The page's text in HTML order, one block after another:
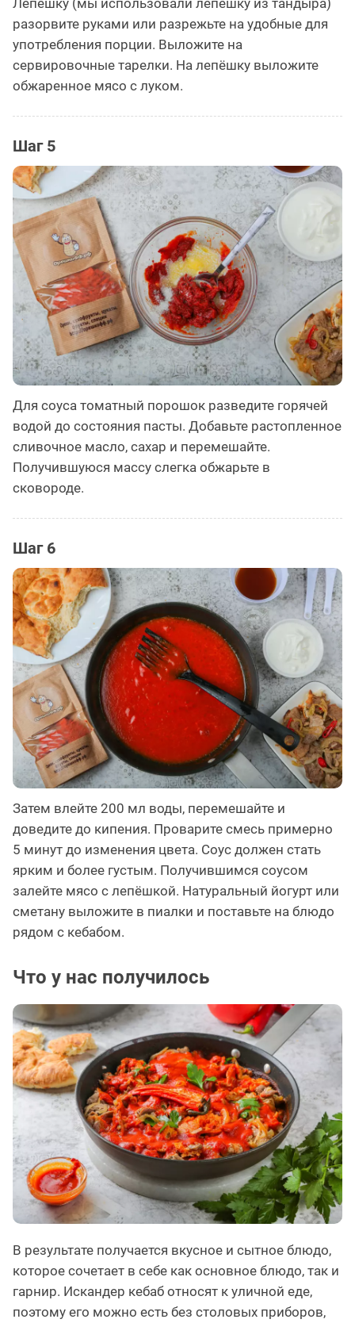
разорвите руками или разрежьте на удобные для
употребления порции. Выложите на
сервировочные тарелки. На лепёшку выложите
обжаренное мясо с луком.
Шаг 5
Для соуса томатный порошок разведите горячей
водой до состояния пасты. Добавьте растопленное
сливочное масло, сахар и перемешайте.
Получившуюся массу слегка обжарьте в
сковороде.
Шаг 6
Затем влейте 200 мл воды, перемешайте и
доведите до кипения. Проварите смесь примерно
5 минут до изменения цвета. Соус должен стать
ярким и более густым. Получившимся соусом
залейте мясо с лепёшкой. Натуральный йогурт или
сметану выложите в пиалки и поставьте на блюдо
рядом с кебабом.
Что у нас получилось
В результате получается вкусное и сытное блюдо,
которое сочетает в себе как основное блюдо, так и
гарнир. Искандер кебаб относят к уличной еде,
поэтому его можно есть без столовых приборов,